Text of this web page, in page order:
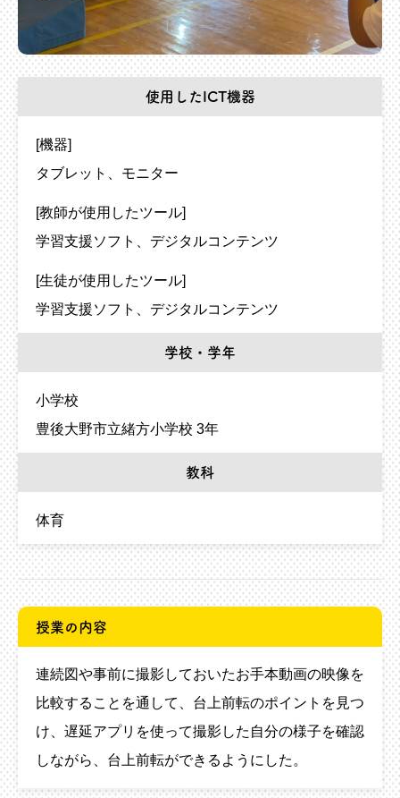
使用したICT機器
[機器]
タブレット
モニター
[教師が使用したツール]
学習支援ソフト
デジタルコンテンツ
[生徒が使用したツール]
学習支援ソフト
デジタルコンテンツ
学校・学年
小学校
豊後大野市立緒方小学校 3年
教科
体育
授業の内容
連続図や事前に撮影しておいたお手本動画の映像を
比較することを通して、台上前転のポイントを見つ
け、遅延アプリを使って撮影した自分の様子を確認
しながら、台上前転ができるようにした。